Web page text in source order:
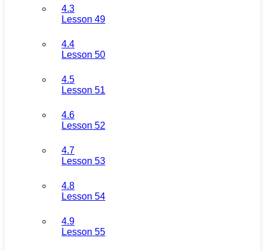
4.3
Lesson 49
4.4
Lesson 50
4.5
Lesson 51
4.6
Lesson 52
4.7
Lesson 53
4.8
Lesson 54
4.9
Lesson 55